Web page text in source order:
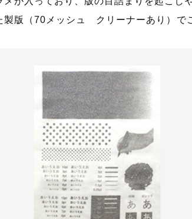
製版（70メッシュ クリーナーあり）で